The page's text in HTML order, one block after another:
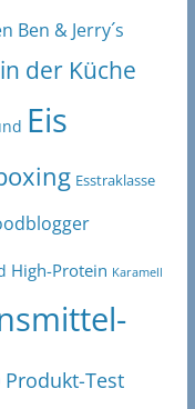
Ben & Jerry´s
der Küche
Eis
Esstraklasse
High-Protein Karamell
Produkt-Test